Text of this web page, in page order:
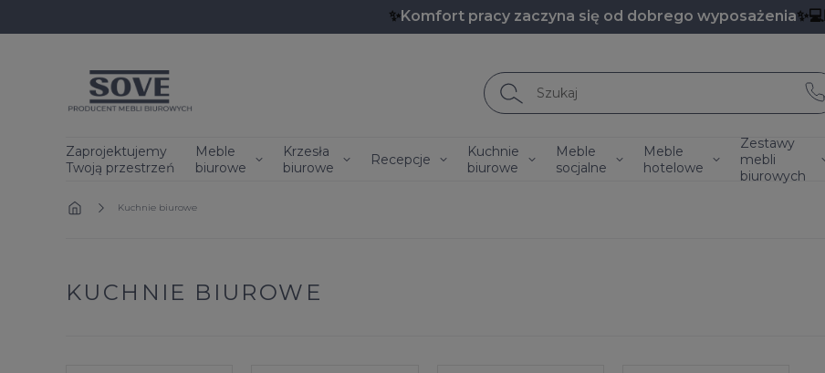
✨Komfort pracy zaczyna się od dobrego wyposażenia
Zaprojektujemy
Twoją przestrzeń
Meble
biurowe
Krzesła
biurowe
Recepcje
Kuchnie
biurowe
Meble
socjalne
Meble
hotelowe
Zestawy
mebli
biurowych
» Kuchnie biurowe
KUCHNIE BIUROWE